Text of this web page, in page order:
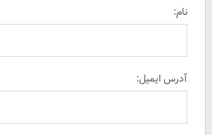
نام:
آدرس ایمیل: